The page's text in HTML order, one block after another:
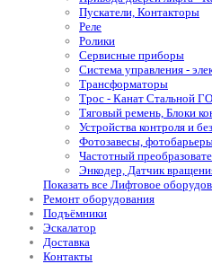
Пускатели, Контакторы
Реле
Ролики
Сервисные приборы
Система управления -
Трансформаторы
Трос - Канат Стальной
Тяговый ремень, Блоки
Устройства контроля и
Фотозавесы,
Частотный
Энкодер, Датчик
Показать все Лифтовое
Ремонт оборудования
Подъёмники
Эскалатор
Доставка
Контакты